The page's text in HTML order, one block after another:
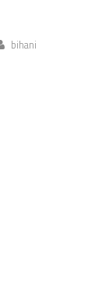
bihani